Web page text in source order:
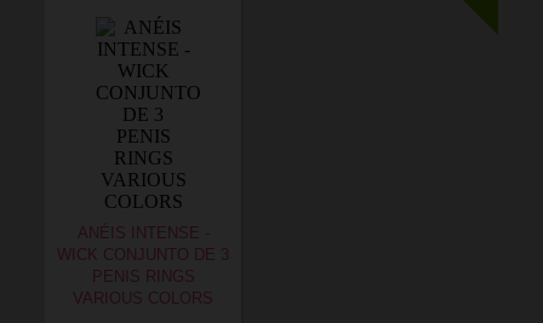
ANÉIS INTENSE -
WICK CONJUNTO DE 3
PENIS RINGS
VARIOUS COLORS